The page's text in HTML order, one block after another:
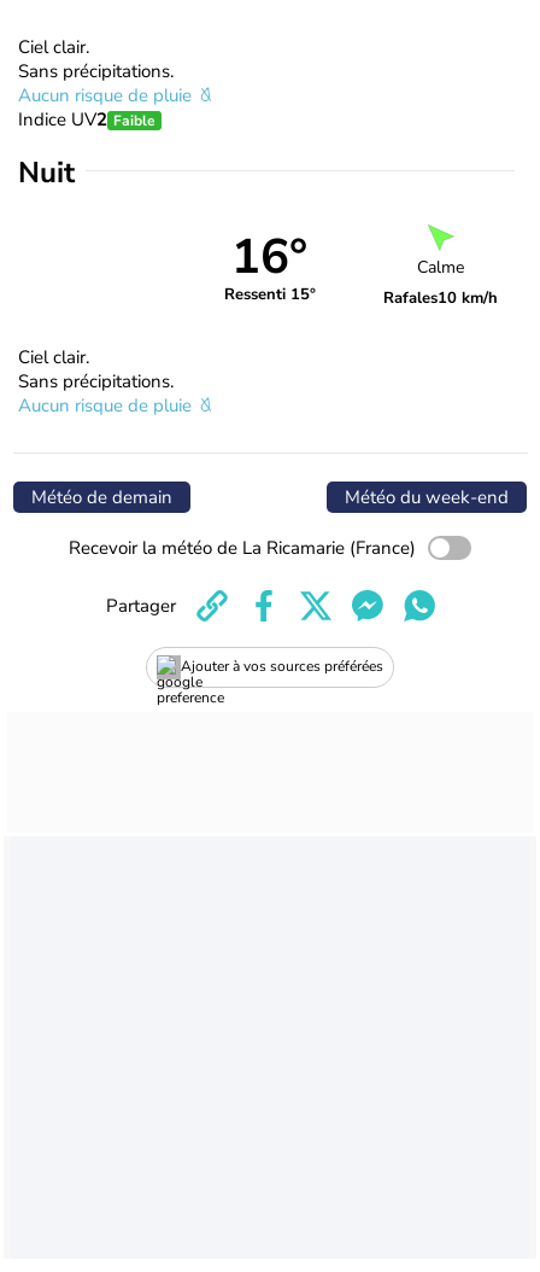
Ciel clair.
Sans précipitations.
Aucun risque de pluie
Indice UV2 Faible
Nuit
16°
Ressenti 15°
Calme
Rafales10 km/h
Ciel clair.
Sans précipitations.
Aucun risque de pluie
Météo de demain Météo du week-end
Recevoir la météo de La Ricamarie (France)
Ajouter à vos sources préférées
Partager